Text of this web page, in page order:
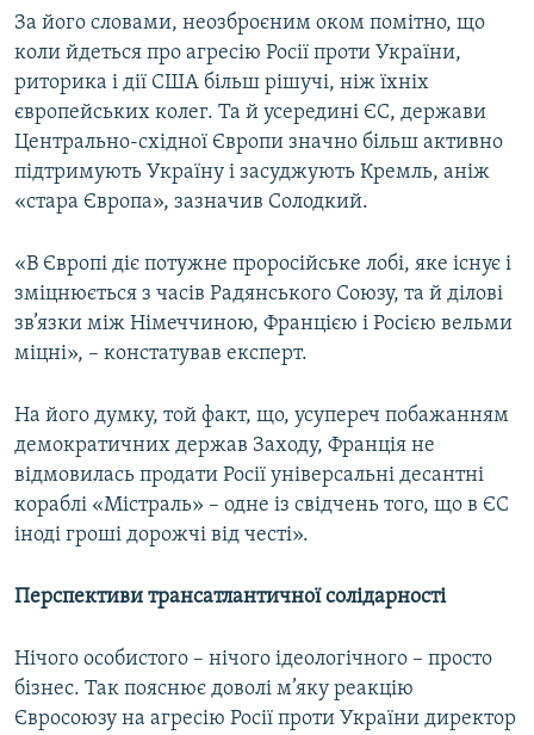
За його словами, неозброєним оком помітно, що
коли йдеться про агресію Росії проти України,
риторика і дії США більш рішучі, ніж їхніх
європейських колег. Та й усередині ЄС, держави
Центрально-східної Європи значно більш активно
підтримують Україну і засуджують Кремль, аніж
«стара Європа», зазначив Солодкий.
«В Європі діє потужне проросійське лобі, яке існує і
зміцнюється з часів Радянського Союзу, та й ділові
зв’язки між Німеччиною, Францією і Росією вельми
міцні», – констатував експерт.
На його думку, той факт, що, усупереч побажанням
демократичних держав Заходу, Франція не
відмовилась продати Росії універсальні десантні
кораблі «Містраль» – одне із свідчень того, що в ЄС
іноді гроші дорожчі від честі».
Перспективи трансатлантичної солідарності
Нічого особистого – нічого ідеологічного – просто
бізнес. Так пояснює доволі м’яку реакцію
Євросоюзу на агресію Росії проти України директор